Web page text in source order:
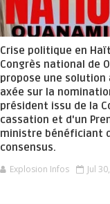
Crise politique en
Congrès national de
propose une
axée sur la
président issu de la
cassation et d'un
ministre bénéficiant
consensus.
Explosion Infos Jul